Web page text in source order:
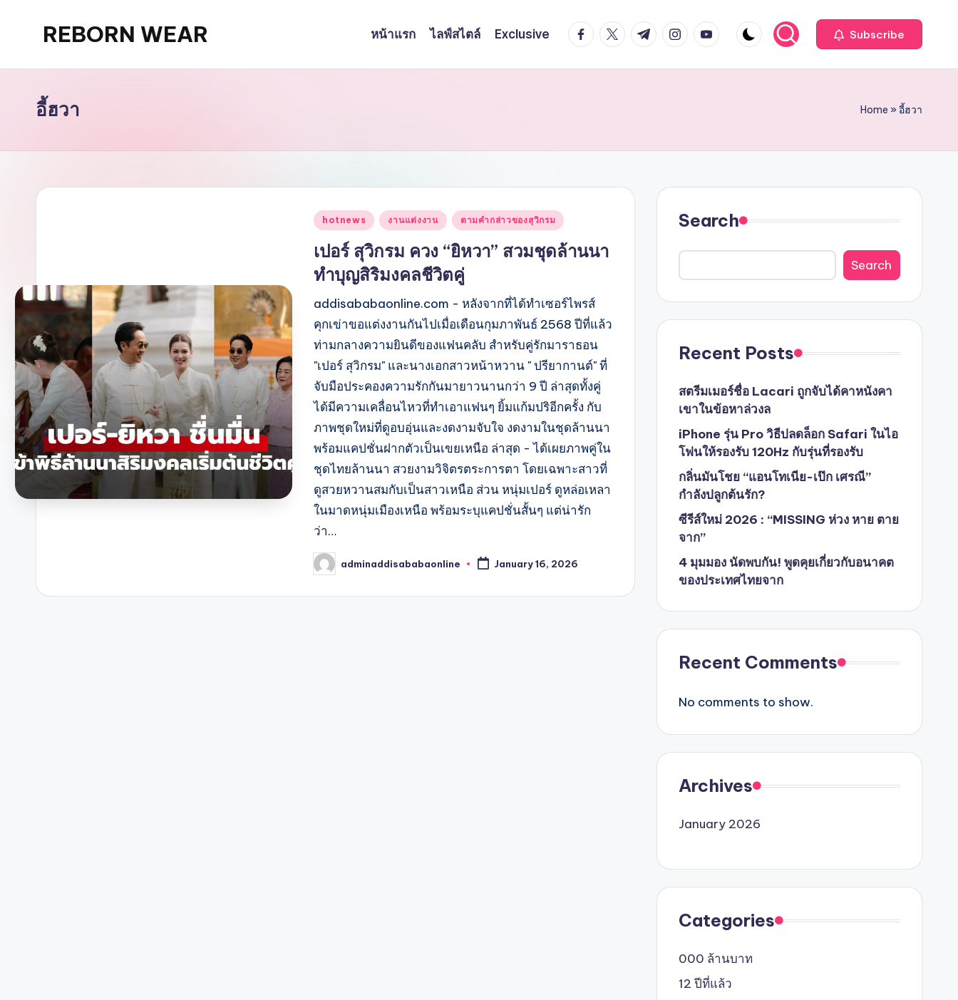
REBORN WEAR หน้าแรก ไลฟ์สไตล์ Exclusive facebook.com
twitter.com
t.me instagram.com
youtube.com Subscribe
อี้ฮวา Home »อี้ฮวา
Posted
hotnews งานแต่งงาน ตามคำกล่าวของสุวิกรม
เปอร์ สุวิกรม ควง “ยิหวา” สวมชุดล้านนา
ทำบุญสิริมงคลชีวิตคู่
addisababaonline.com - หลังจากที่ได้ทำเซอร์ไพรส์
คุกเข่าขอแต่งงานกันไปเมื่อเดือนกุมภาพันธ์ 2568 ปีที่แล้ว
ท่ามกลางความยินดีของแฟนคลับ สำหรับคู่รักมาราธอน
"เปอร์ สุวิกรม" และนางเอกสาวหน้าหวาน " ปรียากานต์" ที่
จับมือประคองความรักกันมายาวนานกว่า 9 ปี ล่าสุดทั้งคู่
ได้มีความเคลื่อนไหวที่ทำเอาแฟนๆ ยิ้มแก้มปริอีกครั้ง กับ
ภาพชุดใหม่ที่ดูอบอุ่นและงดงามจับใจ งดงามในชุดล้านนา
พร้อมแคปชั่นฝากตัวเป็นเขยเหนือ ล่าสุด - ได้เผยภาพคู่ใน
ชุดไทยล้านนา สวยงามวิจิตรตระการตา โดยเฉพาะสาวที่
ดูสวยหวานสมกับเป็นสาวเหนือ ส่วน หนุ่มเปอร์ ดูหล่อเหลา
ในมาดหนุ่มเมืองเหนือ พร้อมระบุแคปชั่นสั้นๆ แต่น่ารัก
ว่า…
Posted
by
adminaddisababaonline January 16, 2026
Search
Search
Recent Posts
สตรีมเมอร์ชื่อ Lacari ถูกจับได้คาหนังคา
เขาในข้อหาล่วงล
iPhone รุ่น Pro วิธีปลดล็อก Safari ในไอ
โฟนให้รองรับ 120Hz กับรุ่นที่รองรับ
กลิ่นมันโชย “แอนโทเนีย-เป๊ก เศรณี”
กำลังปลูกต้นรัก?
ซีรีส์ใหม่ 2026 : “MISSING ห่วง หาย ตาย
จาก”
4 มุมมอง นัดพบกัน! พูดคุยเกี่ยวกับอนาคต
ของประเทศไทยจาก
Recent Comments
No comments to show.
Archives
January 2026
Categories
000 ล้านบาท
12 ปีที่แล้ว